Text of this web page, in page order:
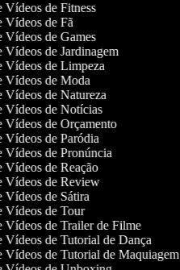
Vídeos de Fitness
Vídeos de Fã
Vídeos de Games
Vídeos de Jardinagem
Vídeos de Limpeza
Vídeos de Moda
Vídeos de Natureza
Vídeos de Notícias
Vídeos de Orçamento
Vídeos de Paródia
Vídeos de Pronúncia
Vídeos de Reação
Vídeos de Review
Vídeos de Sátira
Vídeos de Tour
Vídeos de Trailer de Filme
Vídeos de Tutorial de Dança
Vídeos de Tutorial de Maquiagem